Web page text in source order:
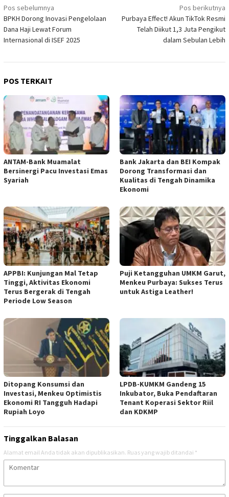
Navigasi
pos
Pos sebelumnya
BPKH Dorong Inovasi Pengelolaan
Dana Haji Lewat Forum
Internasional di ISEF 2025
Pos berikutnya
Purbaya Effect! Akun TikTok Resmi
Telah Diikut 1,3 Juta Pengikut
dalam Sebulan Lebih
POS TERKAIT
ANTAM-Bank Muamalat
Bersinergi Pacu Investasi Emas
Syariah
Bank Jakarta dan BEI Kompak
Dorong Transformasi dan
Kualitas di Tengah Dinamika
Ekonomi
APPBI: Kunjungan Mal Tetap
Tinggi, Aktivitas Ekonomi
Terus Bergerak di Tengah
Periode Low Season
Puji Ketangguhan UMKM Garut,
Menkeu Purbaya: Sukses Terus
untuk Astiga Leather!
Ditopang Konsumsi dan
Investasi, Menkeu Optimistis
Ekonomi RI Tangguh Hadapi
Rupiah Loyo
LPDB-KUMKM Gandeng 15
Inkubator, Buka Pendaftaran
Tenant Koperasi Sektor Riil
dan KDKMP
Tinggalkan Balasan
Alamat email Anda tidak akan dipublikasikan. Ruas yang wajib ditandai *